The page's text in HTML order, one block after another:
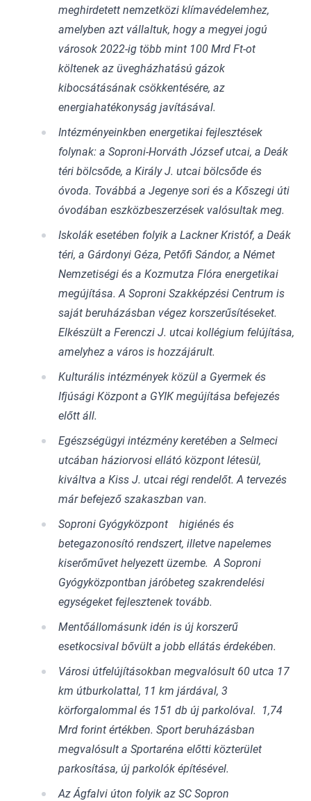
meghirdetett nemzetközi klímavédelemhez,
amelyben azt vállaltuk, hogy a megyei jogú
városok 2022-ig több mint 100 Mrd Ft-ot
költenek az üvegházhatású gázok
kibocsátásának csökkentésére, az
energiahatékonyság javításával.
Intézményeinkben energetikai fejlesztések
folynak: a Soproni-Horváth József utcai, a Deák
téri bölcsőde, a Király J. utcai bölcsőde és
óvoda. Továbbá a Jegenye sori és a Kőszegi úti
óvodában eszközbeszerzések valósultak meg.
Iskolák esetében folyik a Lackner Kristóf, a Deák
téri, a Gárdonyi Géza, Petőfi Sándor, a Német
Nemzetiségi és a Kozmutza Flóra energetikai
megújítása. A Soproni Szakképzési Centrum is
saját beruházásban végez korszerűsítéseket.
Elkészült a Ferenczi J. utcai kollégium felújítása,
amelyhez a város is hozzájárult.
Kulturális intézmények közül a Gyermek és
Ifjúsági Központ a GYIK megújítása befejezés
előtt áll.
Egészségügyi intézmény keretében a Selmeci
utcában háziorvosi ellátó központ létesül,
kiváltva a Kiss J. utcai régi rendelőt. A tervezés
már befejező szakaszban van.
Soproni Gyógyközpont higiénés és
betegazonosító rendszert, illetve napelemes
kiserőművet helyezett üzembe. A Soproni
Gyógyközpontban járóbeteg szakrendelési
egységeket fejlesztenek tovább.
Mentőállomásunk idén is új korszerű
esetkocsival bővült a jobb ellátás érdekében.
Városi útfelújításokban megvalósult 60 utca 17
km útburkolattal, 11 km járdával, 3
körforgalommal és 151 db új parkolóval. 1,74
Mrd forint értékben. Sport beruházásban
megvalósult a Sportaréna előtti közterület
parkosítása, új parkolók építésével.
Az Ágfalvi úton folyik az SC Sopron